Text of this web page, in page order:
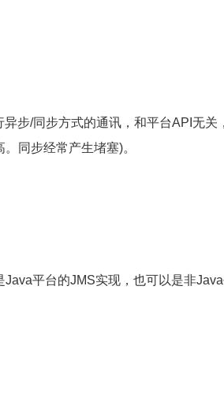
步/同步方式的通讯，和平台API无关
同步经常产生堵塞)。
平台的JMS实现，也可以是非